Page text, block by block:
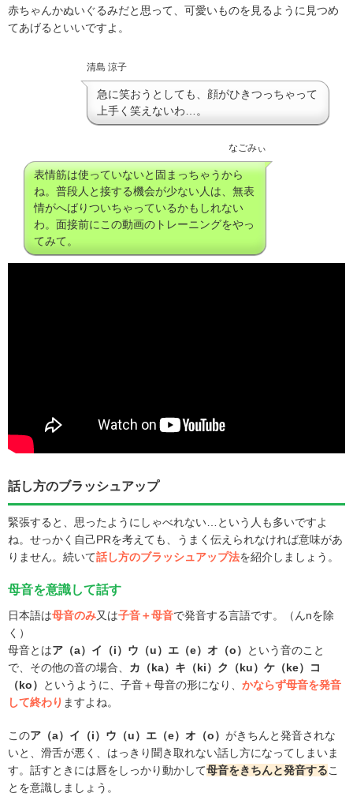
赤ちゃんかぬいぐるみだと思って、可愛いものを見るように見つめ
てあげるといいですよ。
清島 涼子
急に笑おうとしても、顔がひきつっちゃって
上手く笑えないわ…。
なごみぃ
表情筋は使っていないと固まっちゃうから
ね。普段人と接する機会が少ない人は、無表
情がへばりついちゃっているかもしれない
わ。面接前にこの動画のトレーニングをやっ
てみて。
話し方のブラッシュアップ
緊張すると、思ったようにしゃべれない…という人も多いですよ
ね。せっかく自己PRを考えても、うまく伝えられなければ意味があ
りません。続いて話し方のブラッシュアップ法を紹介しましょう。
母音を意識して話す
日本語は母音のみ又は子音＋母音で発音する言語です。（んnを除
く）
母音とはア（a）イ（i）ウ（u）エ（e）オ（o）
という音のこと
で、その他の音の場合、 カ（ka）キ（ki）ク（ku）ケ（ke）コ
（ko）
というように、子音＋母音の形になり、 かならず母音を発音
して終わり ますよね。
このア（a）イ（i）ウ（u）エ（e）オ（o） がきちんと発音されな
いと、滑舌が悪く、はっきり聞き取れない話し方になってしまいま
す。話すときには唇をしっかり動かして母音をきちんと発音するこ
とを意識しましょう。